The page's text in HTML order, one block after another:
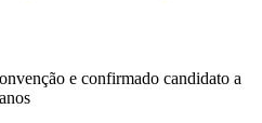
e confirmado candidato a